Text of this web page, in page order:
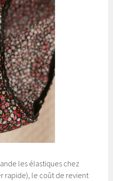
les élastiques chez
rapide), le coût de revient